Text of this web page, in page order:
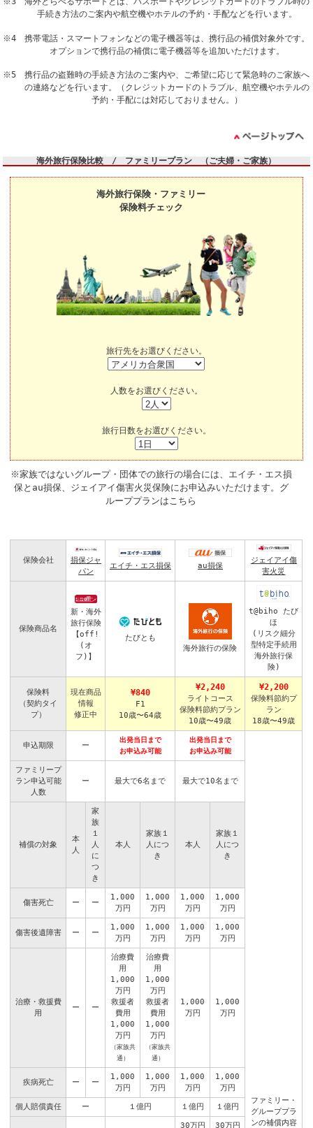
手続き方法のご案内や航空機やホテルの予約・手配などを行います。
※4 携帯電話・スマートフォンなどの電子機器等は、携行品の補償対象外です。
オプションで携行品の補償に電子機器等を追加いただけます。
※5 携行品の盗難時の手続き方法のご案内や、ご希望に応じて緊急時のご家族へ
の連絡などを行います。（クレジットカードのトラブル、航空機やホテルの
予約・手配には対応しておりません。）
海外旅行保険比較 / ファミリープラン （ご夫婦・ご家族）
海外旅行保険・ファミリー
保険料チェック
旅行先をお選びください。
人数をお選びください。
旅行日数をお選びください。
※家族ではないグループ・団体での旅行の場合には、エイチ・エス損
保とau損保、ジェイアイ傷害火災保険にお申込みいただけます。 グ
ループプランはこちら
保険会社
損保ジャ
パン
エイチ・エス損保 au損保
ジェイアイ傷
害火災
保険商品名
新・海外
旅行保険
【off!
(オ
フ)】
たびとも
海外旅行の保険
t@biho たび
ほ
(リスク細分
型特定手続用
海外旅行保
険)
保険料
（契約タイ
プ）
現在商品
情報
修正中
¥840
F1
10歳〜64歳
¥2,240
ライトコース
保険料節約プラン
10歳〜49歳
¥2,200
保険料節約プ
ラン
18歳〜49歳
申込期限 ー
出発当日まで
お申込み可能
出発当日まで
お申込み可能
ファミリー・
グループプラ
ンの補償内容
ファミリープ
ラン申込可能
人数
ー 最大で6名まで 最大で10名まで
補償の対象
本
人
家
族
１
人
に
つ
き
本人
家族１
人につ
き
本人
家族１
人につ
き
傷害死亡 ー ー
1,000
万円
1,000
万円
1,000
万円
1,000
万円
傷害後遺障害 ー ー
1,000
万円
1,000
万円
1,000
万円
1,000
万円
治療・救援費
用
ー ー
治療費
用
1,000
万円
救援者
費用
1,000
万円
（家族共
通）
治療費
用
1,000
万円
救援者
費用
1,000
万円
（家族共
通）
1,000
万円
1,000
万円
疾病死亡 ー ー
1,000
万円
1,000
万円
1,000
万円
1,000
万円
個人賠償責任 ー １億円 １億円 １億円
30万円 30万円